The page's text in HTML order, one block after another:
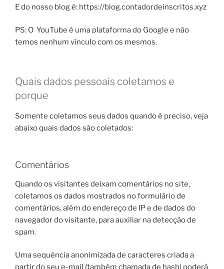
E do nosso blog é: https://blog.contadordeinscritos.xyz
PS: O YouTube é uma plataforma do Google e não
temos nenhum vínculo com os mesmos.
Quais dados pessoais coletamos e
porque
Somente coletamos seus dados quando é preciso, veja
abaixo quais dados são coletados:
Comentários
Quando os visitantes deixam comentários no site,
coletamos os dados mostrados no formulário de
comentários, além do endereço de IP e de dados do
navegador do visitante, para auxiliar na detecção de
spam.
Uma sequência anonimizada de caracteres criada a
partir do seu e-mail (também chamada de hash) poderá